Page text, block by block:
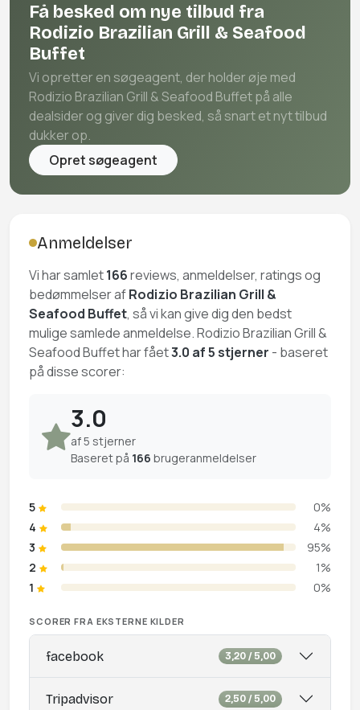
Få besked om nye tilbud fra
Rodizio Brazilian Grill & Seafood
Buffet
Vi opretter en søgeagent, der holder øje med
Rodizio Brazilian Grill & Seafood Buffet på alle
dealsider og giver dig besked, så snart et nyt tilbud
dukker op.
Opret søgeagent
Anmeldelser
Vi har samlet166reviews, anmeldelser, ratings og
bedømmelser afRodizio Brazilian Grill &
Seafood Buffet, så vi kan give dig den bedst
mulige samlede anmeldelse. Rodizio Brazilian Grill &
Seafood Buffet har fået3.0 af 5 stjerner - baseret
på disse scorer:
3.0
af 5 stjerner
Baseret på 166 brugeranmeldelser
5
0%
4
4%
3
95%
2
1%
1
0%
SCORER FRA EKSTERNE KILDER
facebook 3,20 / 5,00
Tripadvisor 2,50 / 5,00